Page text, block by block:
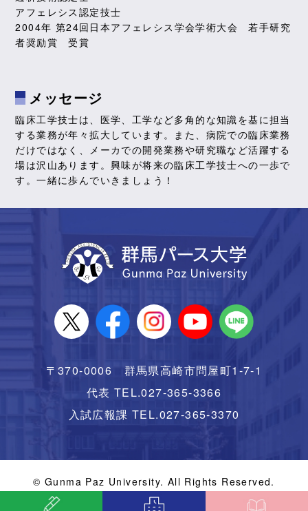
アフェレシス認定技士
2004年 第24回日本アフェレシス学会学術大会 若手研究
者奨励賞 受賞
メッセージ
臨床工学技士は、医学、工学など多角的な知識を基に担当
する業務が年々拡大しています。また、病院での臨床業務
だけではなく、メーカでの開発業務や研究職など活躍する
場は沢山あります。興味が将来の臨床工学技士への一歩で
す。一緒に歩んでいきましょう！
〒370-0006 群馬県高崎市問屋町1-7-1
代表 TEL.027-365-3366
入試広報課 TEL.027-365-3370
© Gunma Paz University. All Rights Reserved.